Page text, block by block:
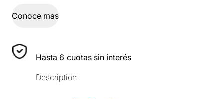
Conoce mas
Hasta 6 cuotas sin interés
Description